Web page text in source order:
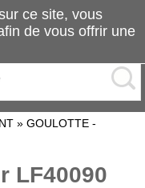
» GOULOTTE -
LF40090
ce site, vous
de vous offrir une